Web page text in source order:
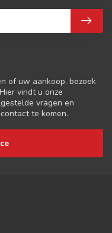
of uw aankoop, bezoek
vindt u onze
vragen en
te komen.